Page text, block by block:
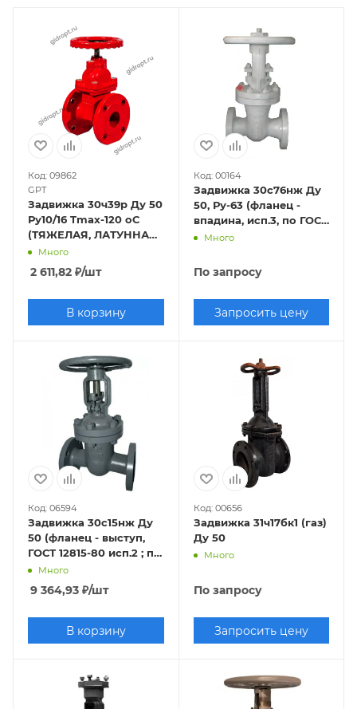
Код: 09862
GPT
Задвижка 30ч39р Ду 50
Ру10/16 Tmax-120 оС
(ТЯЖЕЛАЯ, ЛАТУННАЯ
гайка на клине)
КРАСНАЯ
Много
2 611,82 ₽/шт
В корзину
Код: 00164
Задвижка 30с76нж Ду
50, Ру-63 (фланец -
впадина, исп.3, по ГОСТ
33259-2015 исп.- "F")
Много
По запросу
Запросить цену
Код: 06594
Задвижка 30с15нж Ду
50 (фланец - выступ,
ГОСТ 12815-80 исп.2 ; по
ГОСТ 33259-2015 исп.-
Много
9 364,93 ₽/шт
В корзину
Код: 00656
Задвижка 31ч17бк1 (газ)
Ду 50
Много
По запросу
Запросить цену